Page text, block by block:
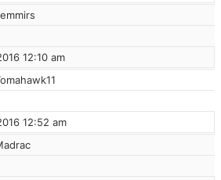
12:10 am
12:52 am